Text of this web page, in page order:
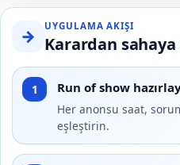
→ UYGULAMA AKIŞI
Karardan
1 Run of show
Her anonsu saat,
eşleştirin.